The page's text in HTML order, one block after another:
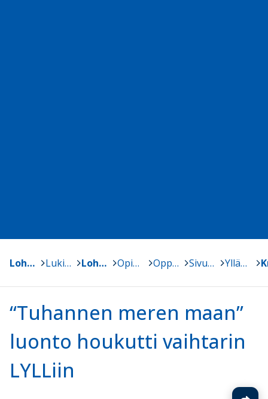
Lohja, Lojo Lukiokoulutus - Gymnasieutbildning Lohjan Yhteislyseon lukio Opiskelijoille Oppiaineet Sivustojen ylläpito Ylläpito
“Tuhannen meren maan”
luonto houkutti vaihtarin
LYLLiin